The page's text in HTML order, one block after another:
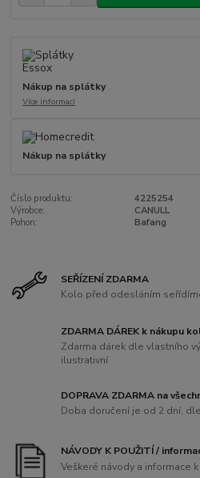
Nákup na splátky
Více informací
Nákup na splátky
Číslo produktu:
4225254
Výrobce:
CANULL
Pohon:
Bafang
SEŘÍZENÍ ZDARMA
Kolo před odesláním
ZDARMA DÁREK k nákupu
Zdarma dárek dle vlastního
ilustrativní
DOPRAVA ZDARMA na
Doba doručení je od 2 dní,
NÁVODY K POUŽITÍ /
Veškeré návody a informace